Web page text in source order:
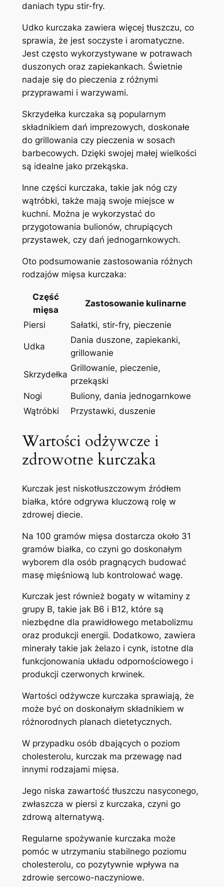
daniach typu stir-fry.
Udko kurczaka zawiera więcej tłuszczu, co
sprawia, że jest soczyste i aromatyczne.
Jest często wykorzystywane w potrawach
duszonych oraz zapiekankach. Świetnie
nadaje się do pieczenia z różnymi
przyprawami i warzywami.
Skrzydełka kurczaka są popularnym
składnikiem dań imprezowych, doskonałe
do grillowania czy pieczenia w sosach
barbecowych. Dzięki swojej małej wielkości
są idealne jako przekąska.
Inne części kurczaka, takie jak nóg czy
wątróbki, także mają swoje miejsce w
kuchni. Można je wykorzystać do
przygotowania bulionów, chrupiących
przystawek, czy dań jednogarnkowych.
Oto podsumowanie zastosowania różnych
rodzajów mięsa kurczaka:
Część
mięsa
Zastosowanie kulinarne
Piersi Sałatki, stir-fry, pieczenie
Udka
Dania duszone, zapiekanki,
grillowanie
Skrzydełka
Grillowanie, pieczenie,
przekąski
Nogi
Buliony, dania jednogarnkowe
Wątróbki
Przystawki, duszenie
Wartości odżywcze i
zdrowotne kurczaka
Kurczak jest niskotłuszczowym źródłem
białka, które odgrywa kluczową rolę w
zdrowej diecie.
Na 100 gramów mięsa dostarcza około 31
gramów białka, co czyni go doskonałym
wyborem dla osób pragnących budować
masę mięśniową lub kontrolować wagę.
Kurczak jest również bogaty w witaminy z
grupy B, takie jak B6 i B12, które są
niezbędne dla prawidłowego metabolizmu
oraz produkcji energii. Dodatkowo, zawiera
minerały takie jak żelazo i cynk, istotne dla
funkcjonowania układu odpornościowego i
produkcji czerwonych krwinek.
Wartości odżywcze kurczaka sprawiają, że
może być on doskonałym składnikiem w
różnorodnych planach dietetycznych.
W przypadku osób dbających o poziom
cholesterolu, kurczak ma przewagę nad
innymi rodzajami mięsa.
Jego niska zawartość tłuszczu nasyconego,
zwłaszcza w piersi z kurczaka, czyni go
zdrową alternatywą.
Regularne spożywanie kurczaka może
pomóc w utrzymaniu stabilnego poziomu
cholesterolu, co pozytywnie wpływa na
zdrowie sercowo-naczyniowe.